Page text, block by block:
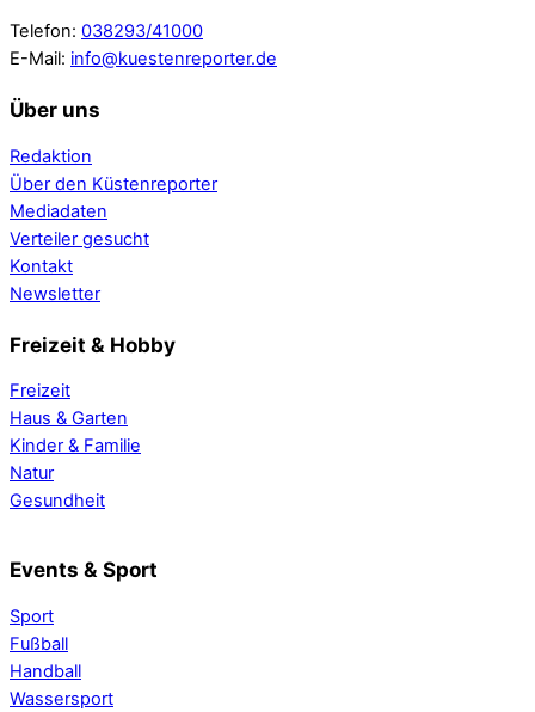
Telefon: 038293/41000
E-Mail: info@kuestenreporter.de
Über uns
Redaktion
Über den Küstenreporter
Mediadaten
Verteiler gesucht
Kontakt
Newsletter
Freizeit & Hobby
Freizeit
Haus & Garten
Kinder & Familie
Natur
Gesundheit
Events & Sport
Sport
Fußball
Handball
Wassersport